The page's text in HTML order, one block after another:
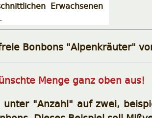
Erwachsenen
Bonbons "Alpenkräuter"
Menge ganz oben aus!
unter "Anzahl" auf zwei,